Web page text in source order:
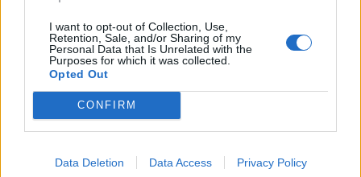
I want to opt-out of Collection, Use,
Retention, Sale, and/or Sharing of my
Personal Data that Is Unrelated with the
Purposes for which it was collected.
Opted Out
CONFIRM
Data Deletion Data Access Privacy Policy
Esim for Global| Esim for Europe|Esim for Caribbean
|Esim for Germany
for Asia|Esim for World Cup 2026
Emirates|Esim for Balkans|Esim for Morocco|